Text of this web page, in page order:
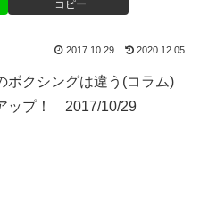
コピー
2017.10.29 2020.12.05
ボクシングは違う(コラム)
ップ！ 2017/10/29